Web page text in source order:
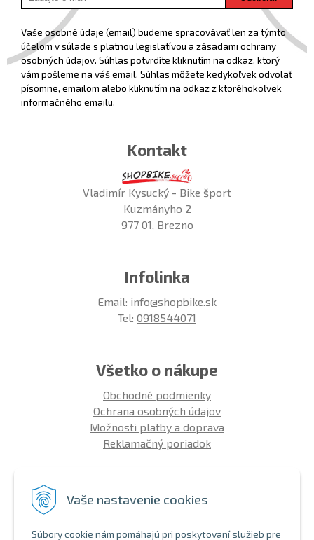
Vaše nastavenie cookies
Súbory cookie nám pomáhajú pri poskytovaní služieb pre
Vaše osobné údaje (email) budeme spracovávať len za týmto
účelom v súlade s platnou legislatívou a zásadami ochrany
osobných údajov. Súhlas potvrdíte kliknutím na odkaz, ktorý
vám pošleme na váš email. Súhlas môžete kedykoľvek odvolať
písomne, emailom alebo kliknutím na odkaz z ktoréhokoľvek
informačného emailu.
Kontakt
Vladimír Kysucký - Bike šport
Kuzmányho 2
977 01, Brezno
Infolinka
Email: info@shopbike.sk
Tel: 0918544071
Všetko o nákupe
Obchodné podmienky
Ochrana osobných údajov
Možnosti platby a doprava
Reklamačný poriadok